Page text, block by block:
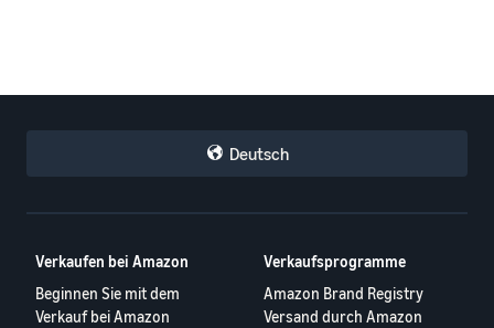
Deutsch
Verkaufen bei Amazon
Beginnen Sie mit dem
Verkauf bei Amazon
Verkaufsprogramme
Amazon Brand Registry
Versand durch Amazon